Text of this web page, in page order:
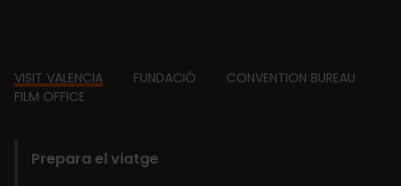
Footer
VISIT VALENCIA FUNDACIÓ
CONVENTION BUREAU
FILM OFFICE
Prepara el viatge